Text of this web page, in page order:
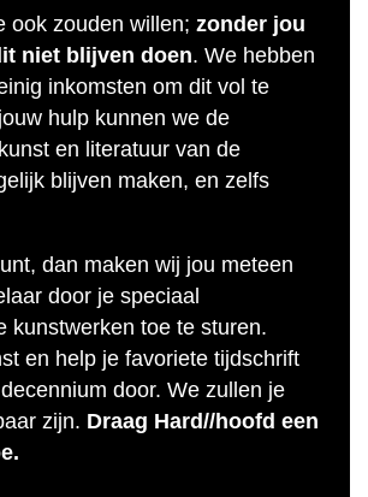
ook zouden willen; zonder jou
niet blijven doen. We hebben
inkomsten om dit vol te
hulp kunnen we de
en literatuur van de
blijven maken, en zelfs
dan maken wij jou meteen
door je speciaal
kunstwerken toe te sturen.
en help je favoriete tijdschrift
door. We zullen je
zijn. Draag Hard//hoofd een